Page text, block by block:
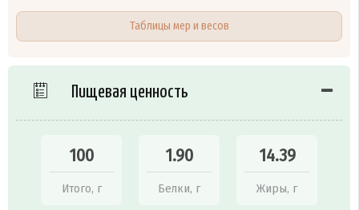
Таблицы мер и весов
Пищевая ценность
100
Итого, г
1.90
Белки, г
14.39
Жиры, г